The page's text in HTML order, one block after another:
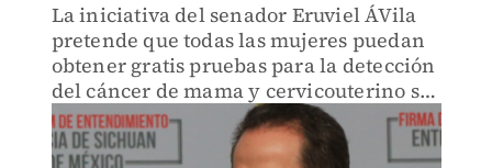
La iniciativa del senador Eruviel ÁVila
pretende que todas las mujeres puedan
obtener gratis pruebas para la detección
del cáncer de mama y cervicouterino sin
importar si tienen seguridad social.